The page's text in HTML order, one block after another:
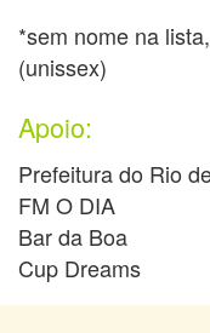
*sem nome na
(unissex)
Apoio:
Prefeitura do Rio
FM O DIA
Bar da Boa
Cup Dreams